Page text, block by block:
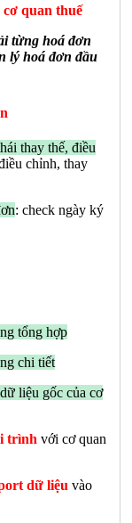
quan thuế
từng hoá đơn
lý hoá đơn đầu
thay thế, điều
chỉnh, thay
: check ngày ký
tổng hợp
chi tiết
liệu gốc của cơ
trình với cơ quan
dữ liệu vào